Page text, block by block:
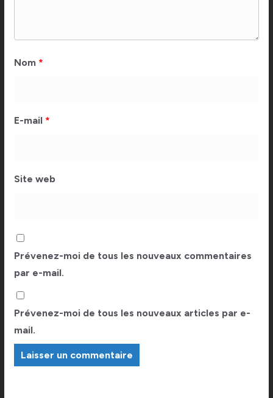
Nom *
E-mail *
Site web
Prévenez-moi de tous les nouveaux commentaires
par e-mail.
Prévenez-moi de tous les nouveaux articles par e-
mail.